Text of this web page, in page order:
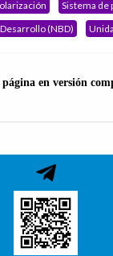
Sistema de
(NBD)
en versión